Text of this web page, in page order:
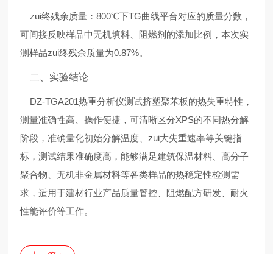
zui终残余质量：800℃下TG曲线平台对应的质量分数，
可间接反映样品中无机填料、阻燃剂的添加比例，本次实
测样品zui终残余质量为0.87%。
二、实验结论
DZ-TGA201热重分析仪测试挤塑聚苯板的热失重特性，
测量准确性高、操作便捷，可清晰区分XPS的不同热分解
阶段，准确量化初始分解温度、zui大失重速率等关键指
标，测试结果准确度高，能够满足建筑保温材料、高分子
聚合物、无机非金属材料等各类样品的热稳定性检测需
求，适用于建材行业产品质量管控、阻燃配方研发、耐火
性能评价等工作。